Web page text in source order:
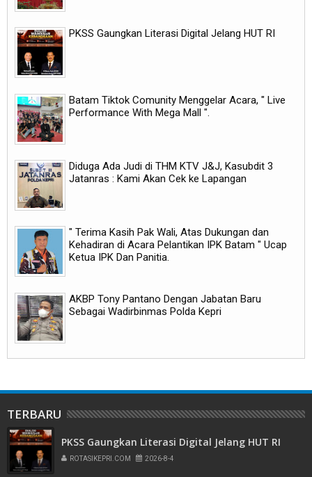
PKSS Gaungkan Literasi Digital Jelang HUT RI
Batam Tiktok Comunity Menggelar Acara, " Live
Performance With Mega Mall ".
Diduga Ada Judi di THM KTV J&J, Kasubdit 3
Jatanras : Kami Akan Cek ke Lapangan
" Terima Kasih Pak Wali, Atas Dukungan dan
Kehadiran di Acara Pelantikan IPK Batam " Ucap
Ketua IPK Dan Panitia.
AKBP Tony Pantano Dengan Jabatan Baru
Sebagai Wadirbinmas Polda Kepri
TERBARU
PKSS Gaungkan Literasi Digital Jelang HUT RI
ROTASIKEPRI.COM 2026-8-4